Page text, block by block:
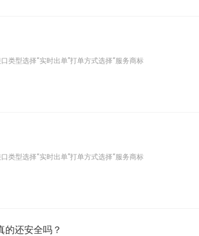
类型选择“实时出单”打单方式选择“服务商标
类型选择“实时出单”打单方式选择“服务商标
的还安全吗？